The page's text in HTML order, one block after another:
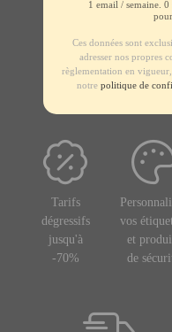
1 email / semaine.
Ces données sont
adresser nos propres
règlementation en
notre politique de
Tarifs
dégressifs
jusqu'à
-70%
vos
et
de